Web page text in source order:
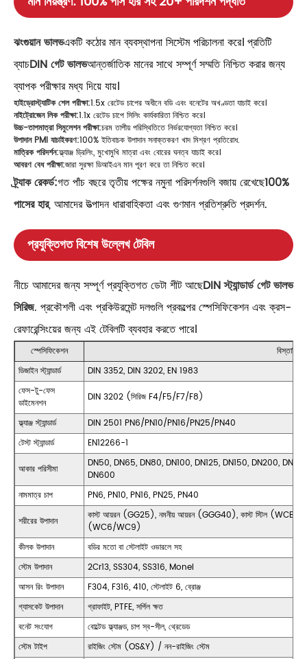
ঝংগুয়ান ভালভএকটি কঠোর মান ব্যবস্থাপনা সিস্টেম পরিচালনা করে। প্রতিটি
ব্যাচDIN গেট ভালভআন্তর্জাতিক মানের সাথে সম্পূর্ণ সম্মতি নিশ্চিত করার জন্য
ব্যাপক পরীক্ষার মধ্য দিয়ে যায়।
হাইড্রোস্ট্যাটিক শেল পরীক্ষা:1.5x রেটেড চাপের অধীনে বডি এবং বনেটের অখণ্ডতা যাচাই করে।
নাইট্রোজেন লিক পরীক্ষা:1.1x রেটেড চাপে সিলিং কার্যকারিতা নিশ্চিত করে।
উচ্চ-তাপমাত্রা সিমুলেশন পরীক্ষা:চরম তাপীয় পরিস্থিতিতে নির্ভরযোগ্যতা নিশ্চিত করে।
উপাদান PMI যাচাইকরণ:100% ইতিবাচক উপাদান সনাক্তকরণ খাদ মিশ্রণ প্রতিরোধ.
মাত্রিক পরিদর্শন:ফ্ল্যাঞ্জ ড্রিলিং, মুখোমুখি মাত্রা এবং বোরের ঘনত্ব যাচাই করে।
আবরণ বেধ পরীক্ষা:জারা সুরক্ষা ডিআইএন মান পূরণ করে তা নিশ্চিত করে।
ট্র্যাক রেকর্ড:গত পাঁচ বছরে তৃতীয় পক্ষের নমুনা পরিদর্শনগুলি বজায় রেখেছে100%
পাসের হার, আমাদের উত্পাদন ধারাবাহিকতা এবং গুণমান প্রতিশ্রুতি প্রদর্শন.
প্রযুক্তিগত বিশেষ উল্লেখ টেবিল
নীচে আমাদের জন্য সম্পূর্ণ প্রযুক্তিগত ডেটা শীট আছেDIN স্ট্যান্ডার্ড গেট ভালভ
সিরিজ. প্রকৌশলী এবং প্রকিউরমেন্ট দলগুলি প্রকল্পের স্পেসিফিকেশন এবং ক্রস-
রেফারেন্সিংয়ের জন্য এই টেবিলটি ব্যবহার করতে পারে।
স্পেসিফিকেশন
বিস্তারিত
ডিজাইন স্ট্যান্ডার্ড
DIN 3352, DIN 3202, EN 1983
ফেস-টু-ফেস
ডাইমেনশন
DIN 3202 (সিরিজ F4/F5/F7/F8)
ফ্ল্যাঞ্জ স্ট্যান্ডার্ড
DIN 2501 PN6/PN10/PN16/PN25/PN40
টেস্ট স্ট্যান্ডার্ড
EN12266-1
আকার পরিসীমা
DN50, DN65, DN80, DN100, DN125, DN150, DN200,
DN600
নামমাত্র চাপ
PN6, PN10, PN16, PN25, PN40
শরীরের উপাদান
কাস্ট আয়রন (GG25), নমনীয় আয়রন (GGG40), কাস্ট স্টিল (WCB),
(WC6/WC9)
কীলক উপাদান
বডির মতো বা স্টেলাইট ওভারলে সহ
স্টেম উপাদান
2Cr13, SS304, SS316, Monel
আসন রিং উপাদান
F304, F316, 410, স্টেলাইট 6, ব্রোঞ্জ
গ্যাসকেট উপাদান
গ্রাফাইট, PTFE, সর্পিল ক্ষত
বনেট সংযোগ
বোল্টেড ফ্ল্যাঞ্জড, চাপ স্ব-সীল, থ্রেডেড
স্টেম টাইপ
রাইজিং স্টেম (OS&Y) / নন-রাইজিং স্টেম